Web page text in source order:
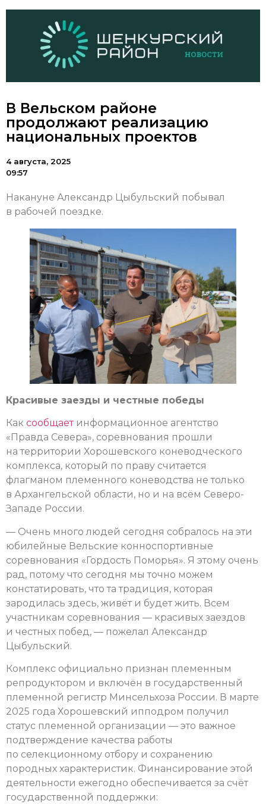
В Вельском районе
продолжают реализацию
национальных проектов
4 августа, 2025
09:57
Накануне Александр Цыбульский побывал
в рабочей поездке.
Красивые заезды и честные победы
Как сообщаетинформационное агентство
«Правда Севера», соревнования прошли
на территории Хорошевского коневодческого
комплекса, который по праву считается
флагманом племенного коневодства не только
в Архангельской области, но и на всём Северо-
Западе России.
— Очень много людей сегодня собралось на эти
юбилейные Вельские конноспортивные
соревнования «Гордость Поморья». Я этому очень
рад, потому что сегодня мы точно можем
констатировать, что та традиция, которая
зародилась здесь, живёт и будет жить. Всем
участникам соревнования — красивых заездов
и честных побед, — пожелал Александр
Цыбульский.
Комплекс официально признан племенным
репродуктором и включён в государственный
племенной регистр Минсельхоза России. В марте
2025 года Хорошевский ипподром получил
статус племенной организации — это важное
подтверждение качества работы
по селекционному отбору и сохранению
породных характеристик. Финансирование этой
деятельности ежегодно обеспечивается за счёт
государственной поддержки: